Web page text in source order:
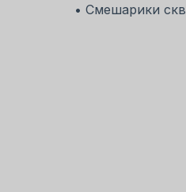
• Смешарики